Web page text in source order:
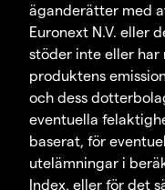
äganderätter med
Euronext N.V. eller
stöder inte eller har
produktens
och dess
eventuella
baserat, för
utelämningar i
Index, eller för det